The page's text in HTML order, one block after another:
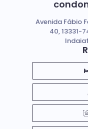
Avenida Fábio
40, 13331-